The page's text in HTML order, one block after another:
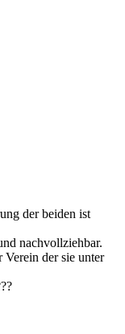
der beiden ist
nachvollziehbar.
der sie unter